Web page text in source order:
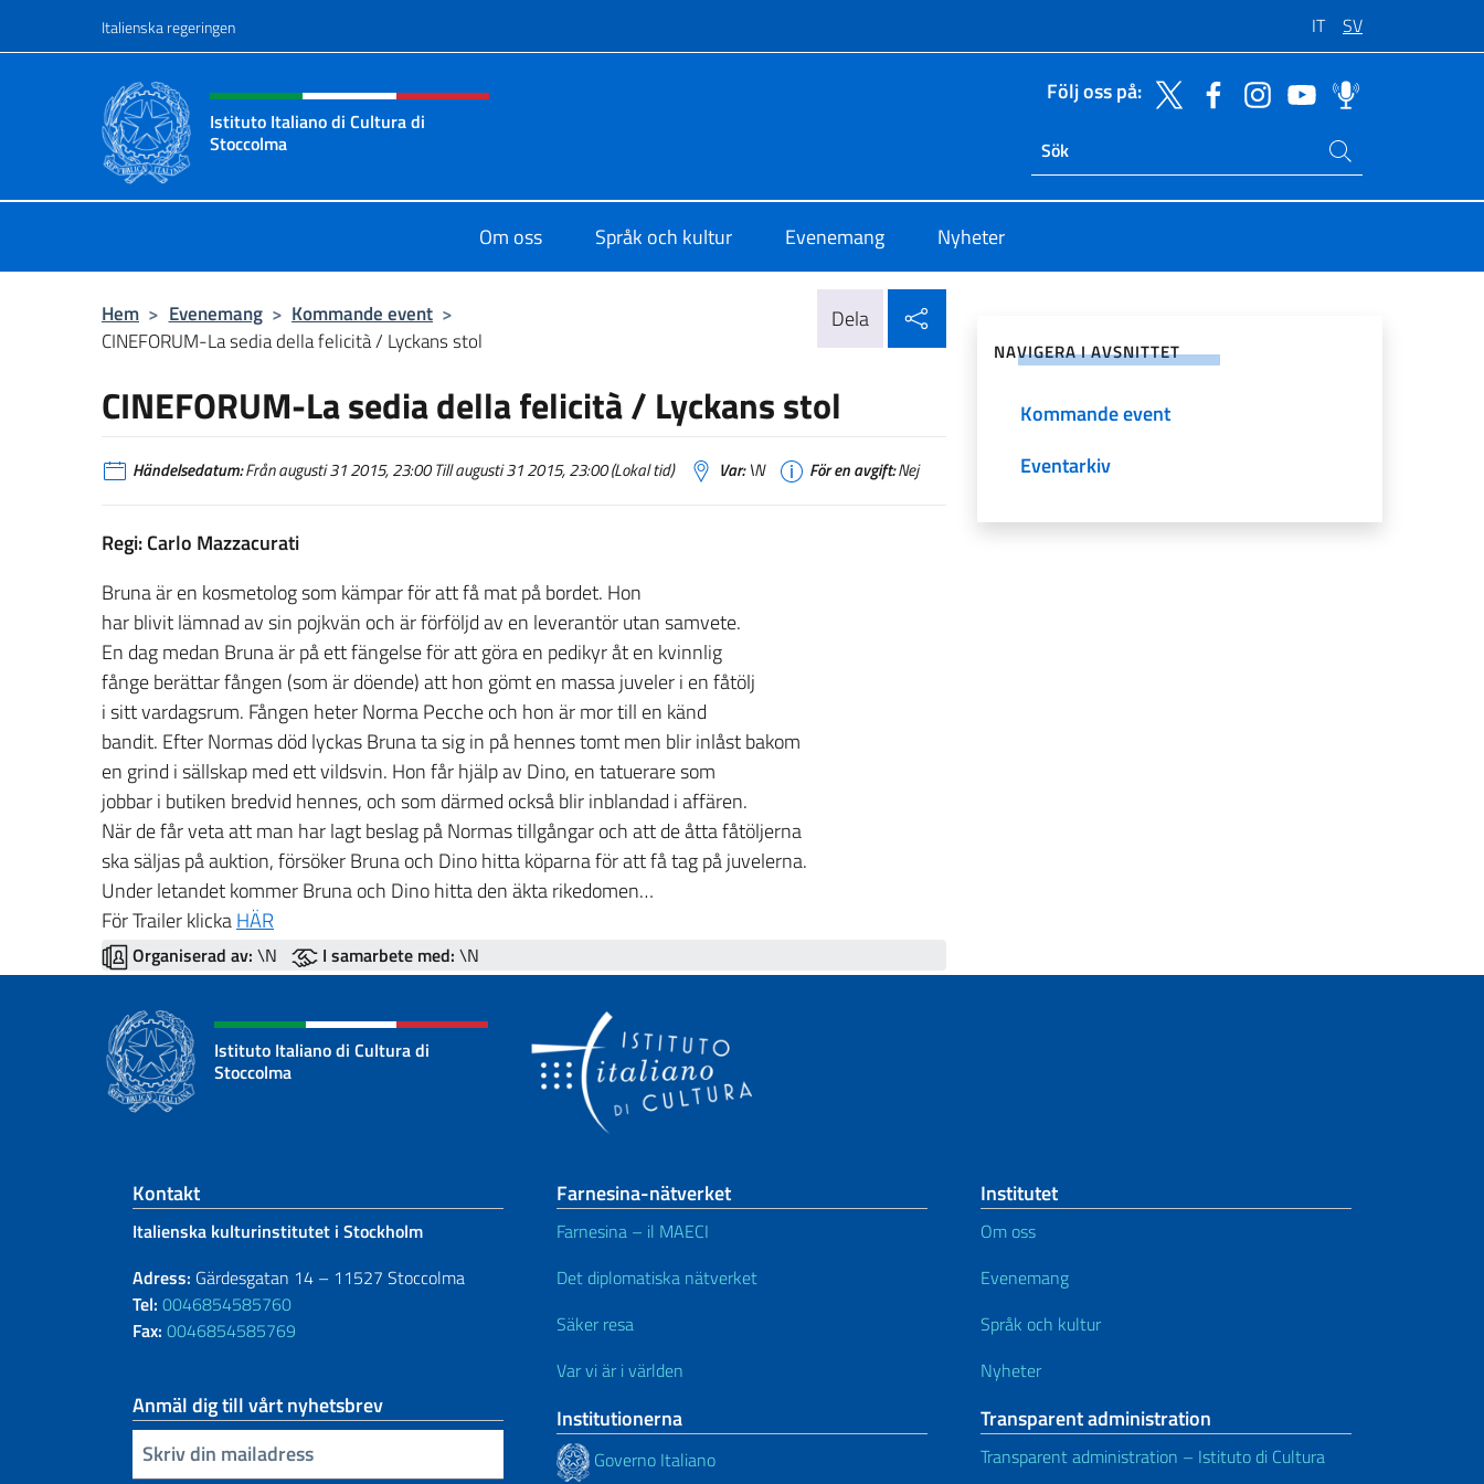
Italienska regeringen IT SV
Header, social and menu of site
Istituto Italiano di Cultura di
Stoccolma
Följ oss på:
Ricerca sito live
Sök på sajten
Om oss Språk och kultur Evenemang Nyheter
Hem > Evenemang > Kommande event >
CINEFORUM-La sedia della felicità / Lyckans stol
Dela
CINEFORUM-La sedia della felicità / Lyckans stol
Händelsedatum:Från augusti 31 2015, 23:00 Till augusti 31 2015, 23:00 (Lokal tid) Var:\N För en avgift:Nej
Regi: Carlo Mazzacurati
Bruna är en kosmetolog som kämpar för att få mat på bordet. Hon
har blivit lämnad av sin pojkvän och är förföljd av en leverantör utan samvete.
En dag medan Bruna är på ett fängelse för att göra en pedikyr åt en kvinnlig
fånge berättar fången (som är döende) att hon gömt en massa juveler i en fåtölj
i sitt vardagsrum. Fången heter Norma Pecche och hon är mor till en känd
bandit. Efter Normas död lyckas Bruna ta sig in på hennes tomt men blir inlåst bakom
en grind i sällskap med ett vildsvin. Hon får hjälp av Dino, en tatuerare som
jobbar i butiken bredvid hennes, och som därmed också blir inblandad i affären.
När de får veta att man har lagt beslag på Normas tillgångar och att de åtta fåtöljerna
ska säljas på auktion, försöker Bruna och Dino hitta köparna för att få tag på juvelerna.
Under letandet kommer Bruna och Dino hitta den äkta rikedomen…
För Trailer klickaHÄR
Organiserad av: \N I samarbete med: \N
NAVIGERA I AVSNITTET
Kommande event
Eventarkiv
Istituto Italiano di Cultura di
Stoccolma
Footer section
Kontakt
Italienska kulturinstitutet i Stockholm
Adress: Gärdesgatan 14 – 11527 Stoccolma
Tel: 0046854585760
Fax: 0046854585769
Anmäl dig till vårt nyhetsbrev
Infoga din e-post
Farnesina-nätverket
Farnesina – il MAECI
Det diplomatiska nätverket
Säker resa
Var vi är i världen
Institutionerna
Governo Italiano
Institutet
Om oss
Evenemang
Språk och kultur
Nyheter
Transparent administration
Transparent administration – Istituto di Cultura